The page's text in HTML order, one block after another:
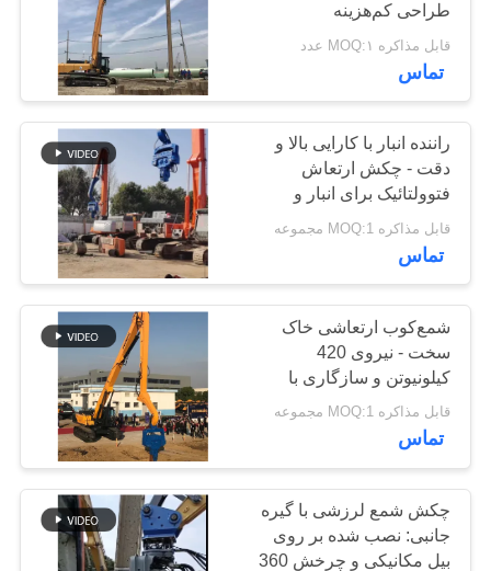
تماس
بگیرید
اخبار
موارد
درخواست
نقل قول
نقشه
سایت
PRIVACY
POLICY
طراحی کم‌هزینه
قابل مذاکره MOQ:۱ عدد
تماس
راننده انبار با کارایی بالا و
دقت - چکش ارتعاش
فتوولتائیک برای انبار و
کشیدن
قابل مذاکره MOQ:1 مجموعه
تماس
شمع‌کوب ارتعاشی خاک
سخت - نیروی 420
کیلونیوتن و سازگاری با
پروژه‌های جهانی
قابل مذاکره MOQ:1 مجموعه
تماس
چکش شمع لرزشی با گیره
جانبی: نصب شده بر روی
بیل مکانیکی و چرخش 360